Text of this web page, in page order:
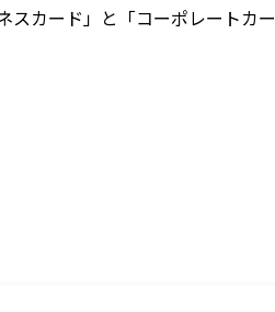
スカード」と「コーポレートカー